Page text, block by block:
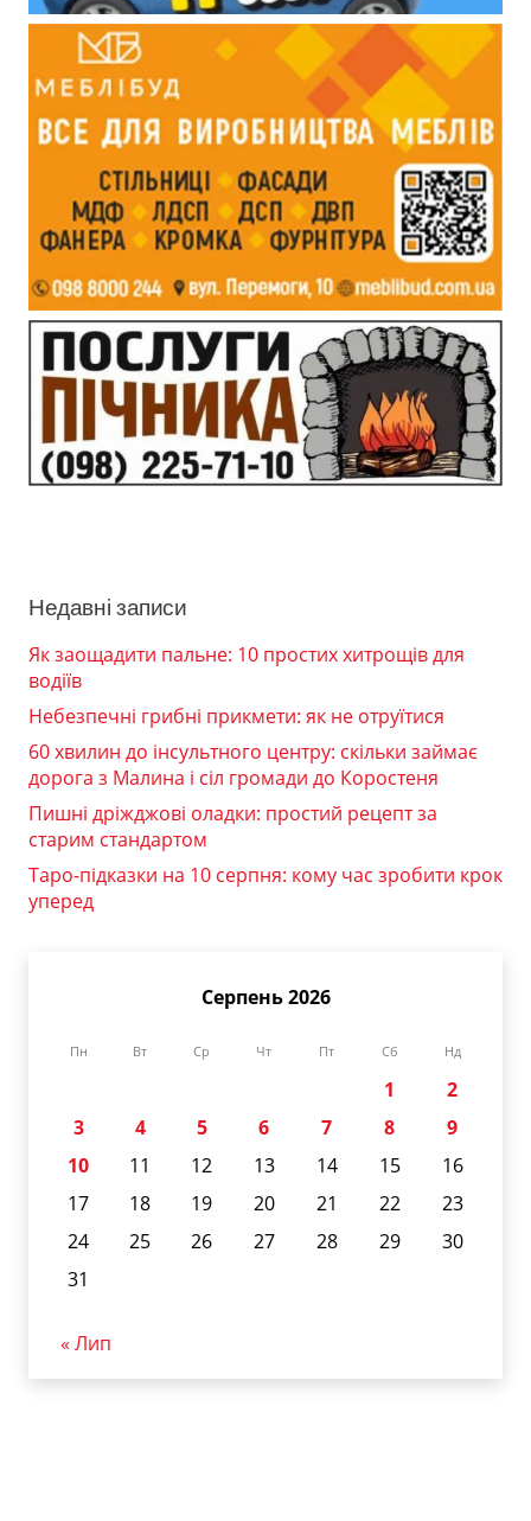
Недавні записи
Як заощадити пальне: 10 простих хитрощів для
водіїв
Небезпечні грибні прикмети: як не отруїтися
60 хвилин до інсультного центру: скільки займає
дорога з Малина і сіл громади до Коростеня
Пишні дріжджові оладки: простий рецепт за
старим стандартом
Таро-підказки на 10 серпня: кому час зробити крок
уперед
Серпень 2026
Пн Вт Ср Чт Пт Сб Нд
1
2
3
4 5 6 7 8
9
10
11 12 13 14 15
16
17
18 19 20 21 22
23
24
25 26 27 28 29
30
31
« Лип